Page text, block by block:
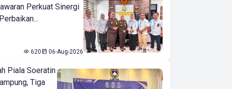
Perkuat Sinergi
620 06-Aug-2026
Piala Soeratin
Tiga